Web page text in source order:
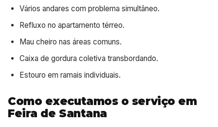
Vários andares com problema simultâneo.
Refluxo no apartamento térreo.
Mau cheiro nas áreas comuns.
Caixa de gordura coletiva transbordando.
Estouro em ramais individuais.
Como executamos o serviço em
Feira de Santana